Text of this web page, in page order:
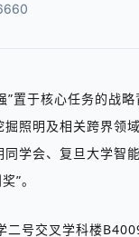
”置于核心任务的战
照明及相关跨界领
学会、复旦大学智
”。
二号交叉学科楼